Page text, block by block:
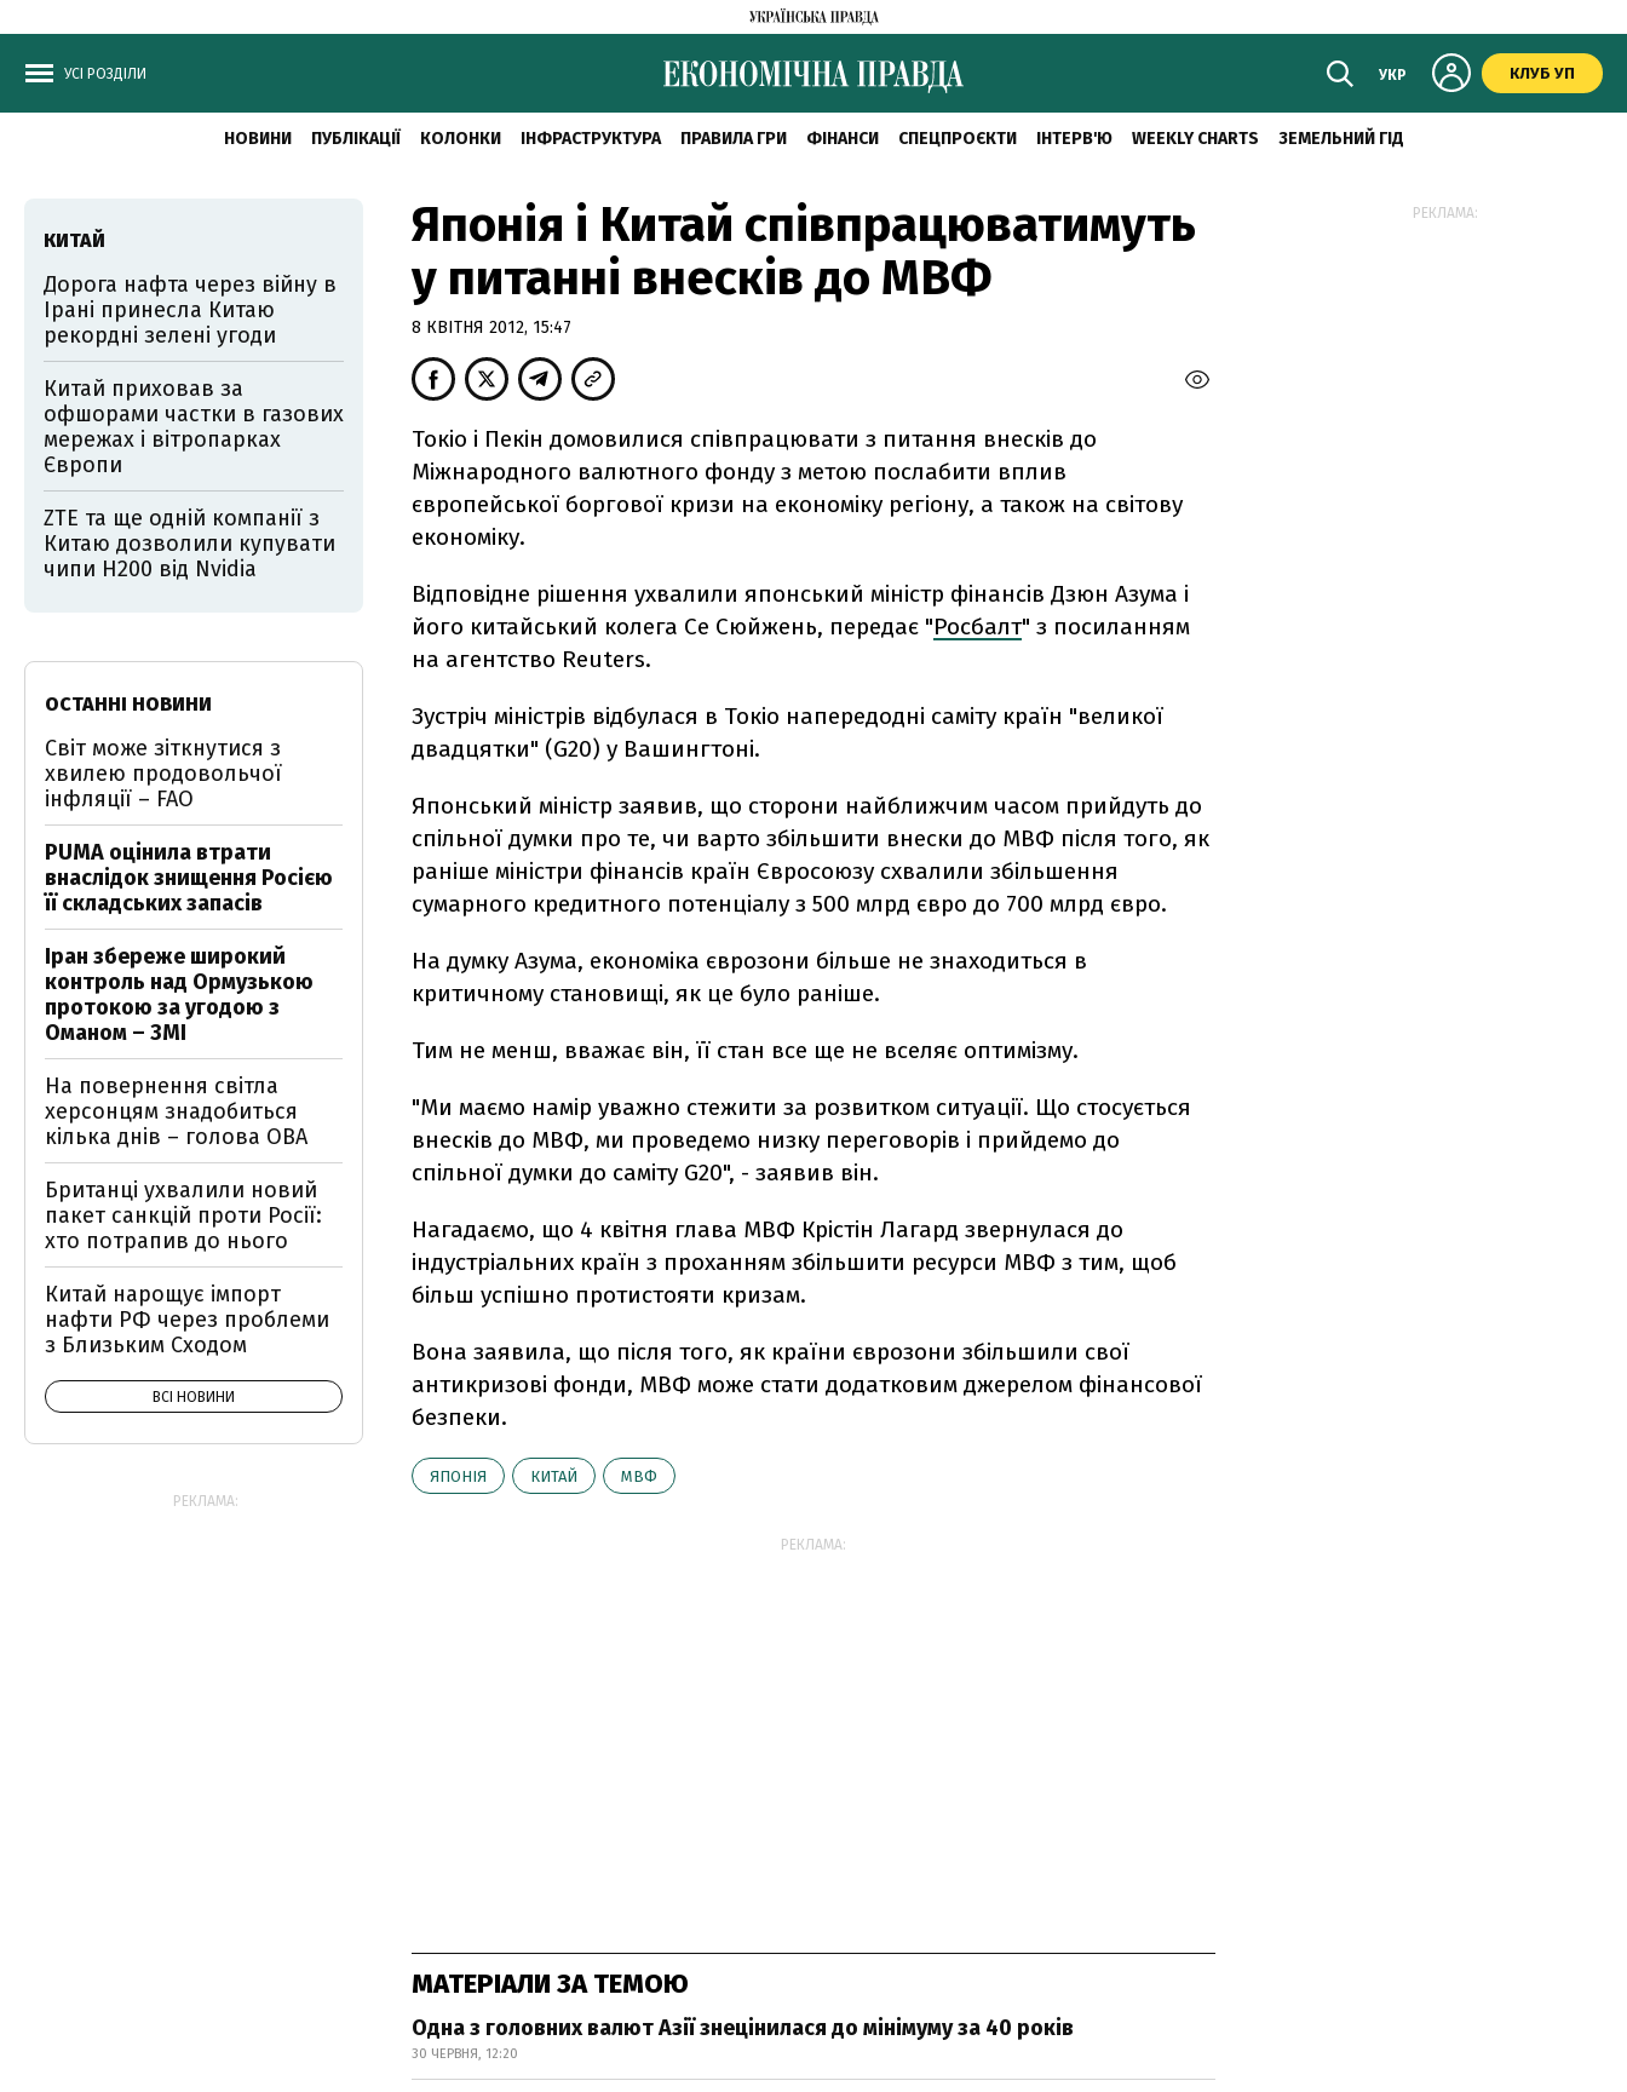
УСІ РОЗДІЛИ УКР КЛУБ УП
НОВИНИ ПУБЛІКАЦІЇ КОЛОНКИ ІНФРАСТРУКТУРА ПРАВИЛА ГРИ ФІНАНСИ СПЕЦПРОЄКТИ ІНТЕРВ'Ю WEEKLY CHARTS ЗЕМЕЛЬНИЙ ГІД
Японія і Китай співпрацюватимуть
у питанні внесків до МВФ
8 КВІТНЯ 2012, 15:47
Токіо і Пекін домовилися співпрацювати з питання внесків до
Міжнародного валютного фонду з метою послабити вплив
європейської боргової кризи на економіку регіону, а також на світову
економіку.
Відповідне рішення ухвалили японський міністр фінансів Дзюн Азума і
його китайський колега Се Сюйжень, передає "Росбалт" з посиланням
на агентство Reuters.
Зустріч міністрів відбулася в Токіо напередодні саміту країн "великої
двадцятки" (G20) у Вашингтоні.
Японський міністр заявив, що сторони найближчим часом прийдуть до
спільної думки про те, чи варто збільшити внески до МВФ після того, як
раніше міністри фінансів країн Євросоюзу схвалили збільшення
сумарного кредитного потенціалу з 500 млрд євро до 700 млрд євро.
На думку Азума, економіка єврозони більше не знаходиться в
критичному становищі, як це було раніше.
Тим не менш, вважає він, її стан все ще не вселяє оптимізму.
"Ми маємо намір уважно стежити за розвитком ситуації. Що стосується
внесків до МВФ, ми проведемо низку переговорів і прийдемо до
спільної думки до саміту G20", - заявив він.
Нагадаємо, що 4 квітня глава МВФ Крістін Лагард звернулася до
індустріальних країн з проханням збільшити ресурси МВФ з тим, щоб
більш успішно протистояти кризам.
Вона заявила, що після того, як країни єврозони збільшили свої
антикризові фонди, МВФ може стати додатковим джерелом фінансової
безпеки.
ЯПОНІЯ КИТАЙ МВФ
РЕКЛАМА:
МАТЕРІАЛИ ЗА ТЕМОЮ
Одна з головних валют Азії знецінилася до мінімуму за 40 років
30 ЧЕРВНЯ, 12:20
КИТАЙ
Дорога нафта через війну в
Ірані принесла Китаю
рекордні зелені угоди
Китай приховав за
офшорами частки в газових
мережах і вітропарках
Європи
ZTE та ще одній компанії з
Китаю дозволили купувати
чипи H200 від Nvidia
ОСТАННІ НОВИНИ
Світ може зіткнутися з
хвилею продовольчої
інфляції – FAO
PUMA оцінила втрати
внаслідок знищення Росією
її складських запасів
Іран збереже широкий
контроль над Ормузькою
протокою за угодою з
Оманом – ЗМІ
На повернення світла
херсонцям знадобиться
кілька днів – голова ОВА
Британці ухвалили новий
пакет санкцій проти Росії:
хто потрапив до нього
Китай нарощує імпорт
нафти РФ через проблеми
з Близьким Сходом
ВСІ НОВИНИ
РЕКЛАМА:
РЕКЛАМА: